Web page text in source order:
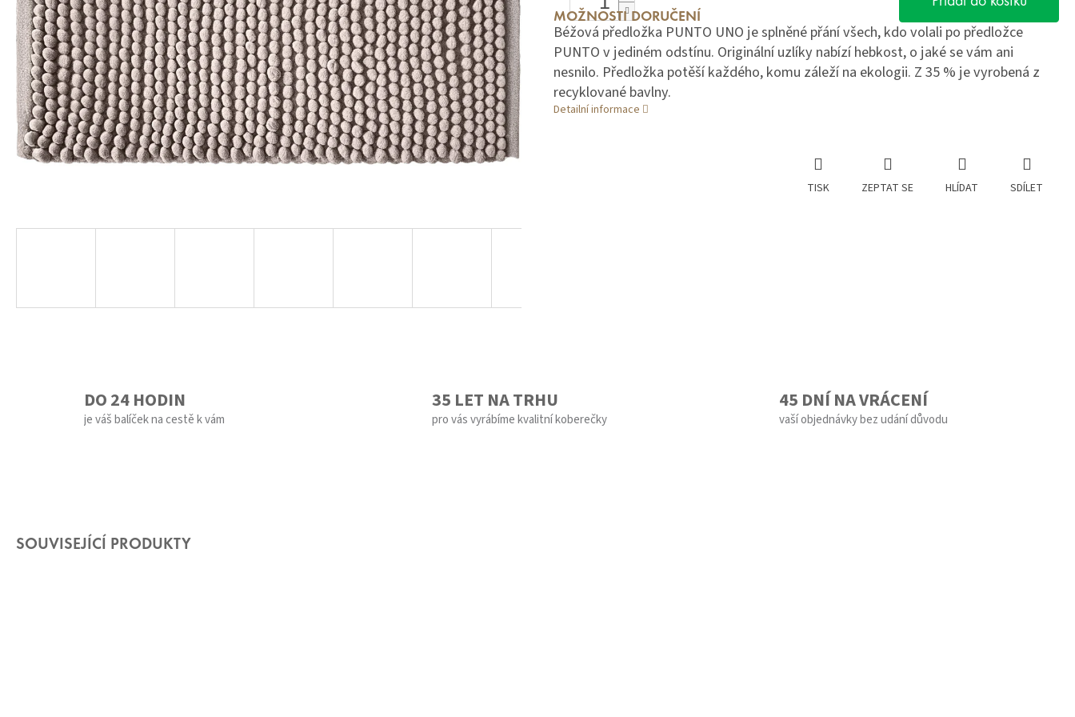
MOŽNOSTI DORUČENÍ
Béžová předložka PUNTO UNO je splněné přání všech, kdo volali po předložce
PUNTO v jediném odstínu. Originální uzlíky nabízí hebkost, o jaké se vám ani
nesnilo. Předložka potěší každého, komu záleží na ekologii. Z 35 % je vyrobená z
recyklované bavlny.
Detailní informace
TISK ZEPTAT SE HLÍDAT SDÍLET
DO 24 HODIN
je váš balíček na cestě k vám
35 LET NA TRHU
pro vás vyrábíme kvalitní koberečky
45 DNÍ NA VRÁCENÍ
vaší objednávky bez udání důvodu
SOUVISEJÍCÍ PRODUKTY